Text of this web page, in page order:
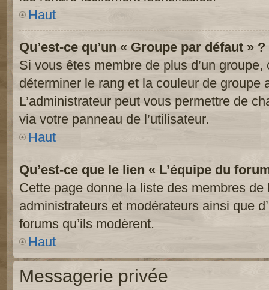
Haut
Qu’est-ce qu’un « Groupe par défaut » ?
Si vous êtes membre de plus d’un
déterminer le rang et la couleur de groupe
L’administrateur peut vous permettre de
via votre panneau de l’utilisateur.
Haut
Qu’est-ce que le lien « L’équipe du
Cette page donne la liste des membres de
administrateurs et modérateurs ainsi que
forums qu’ils modèrent.
Haut
Messagerie privée